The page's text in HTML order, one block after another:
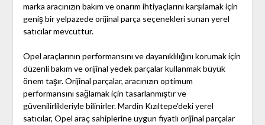
marka aracınızın bakım ve onarım ihtiyaçlarını karşılamak için
geniş bir yelpazede orijinal parça seçenekleri sunan yerel
satıcılar mevcuttur.
Opel araçlarının performansını ve dayanıklılığını korumak için
düzenli bakım ve orijinal yedek parçalar kullanmak büyük
önem taşır. Orijinal parçalar, aracınızın optimum
performansını sağlamak için tasarlanmıştır ve
güvenilirlikleriyle bilinirler. Mardin Kızıltepe'deki yerel
satıcılar, Opel araç sahiplerine uygun fiyatlı orijinal parçalar